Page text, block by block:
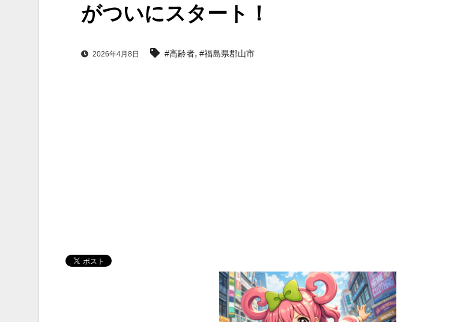
がついにスタート！
2026年4月8日 #高齢者, #福島県郡山市